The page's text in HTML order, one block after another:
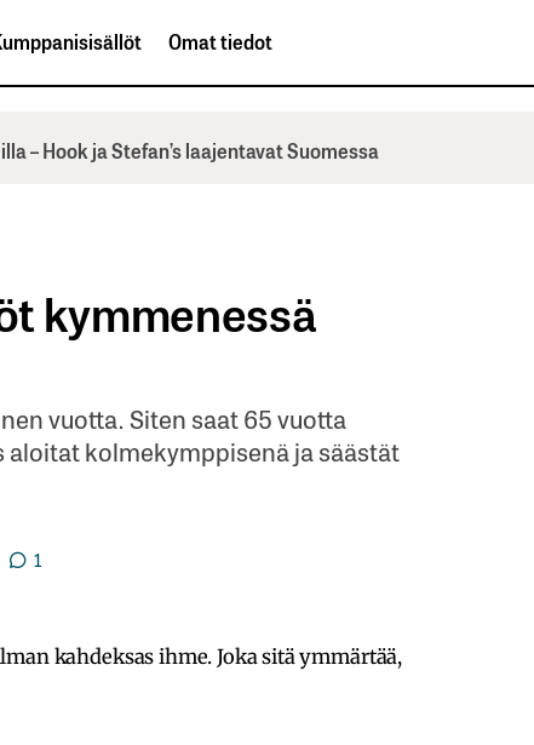
Omat tiedot
– Hook ja Stefan’s laajentavat Suomessa
kymmenessä
vuotta. Siten saat 65 vuotta
kolmekymppisenä ja säästät
1
kahdeksas ihme. Joka sitä ymmärtää,